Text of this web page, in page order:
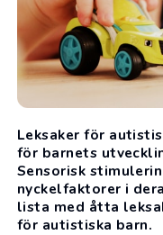
Leksaker för
för barnets
Sensorisk
nyckelfaktorer i
lista med åtta
för autistiska barn.